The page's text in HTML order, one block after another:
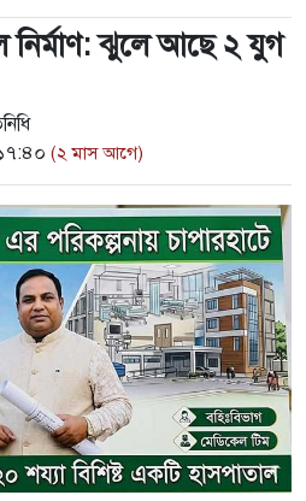
নির্মাণ: ঝুলে আছে ২ যুগ
(২ মাস আগে)